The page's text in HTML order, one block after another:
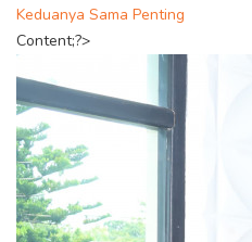
Keduanya Sama Penting
Content;?>